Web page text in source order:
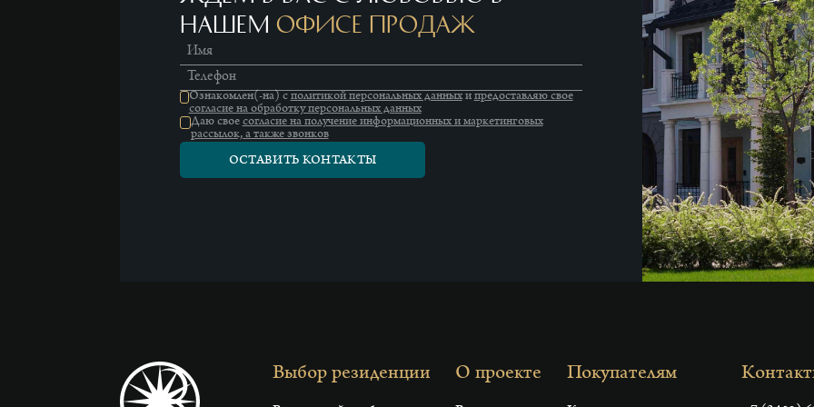
нашем офисе продаж
Имя
Телефон
Ознакомлен(-на) с политикой персональных данныхи предоставляю свое
согласие на обработку персональных данных
Даю свое согласие на получение информационных и маркетинговых
рассылок, а также звонков
ОСТАВИТЬ КОНТАКТЫ
Выбор резиденции О проекте Покупателям